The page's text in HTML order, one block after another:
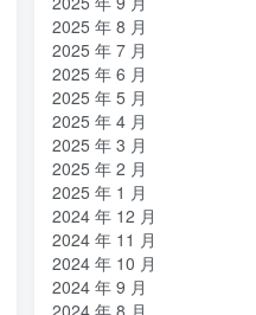
2025 年 8 月
2025 年 7 月
2025 年 6 月
2025 年 5 月
2025 年 4 月
2025 年 3 月
2025 年 2 月
2025 年 1 月
2024 年 12 月
2024 年 11 月
2024 年 10 月
2024 年 9 月
2024 年 8 月